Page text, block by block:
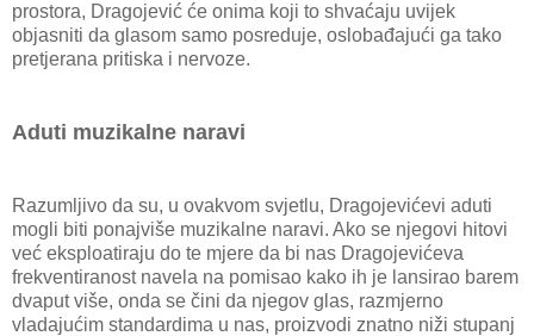
prostora, Dragojević će onima koji to shvaćaju uvijek
objasniti da glasom samo posreduje, oslobađajući ga tako
pretjerana pritiska i nervoze.
Aduti muzikalne naravi
Razumljivo da su, u ovakvom svjetlu, Dragojevićevi aduti
mogli biti ponajviše muzikalne naravi. Ako se njegovi hitovi
već eksploatiraju do te mjere da bi nas Dragojevićeva
frekventiranost navela na pomisao kako ih je lansirao barem
dvaput više, onda se čini da njegov glas, razmjerno
vladajućim standardima u nas, proizvodi znatno niži stupanj